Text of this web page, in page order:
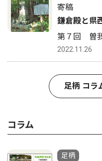
寄稿
鎌倉殿と県
第７回 曽
2022.11.26
足柄 コラ
コラム
足柄